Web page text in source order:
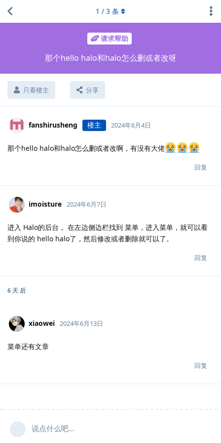
请求帮助
那个hello halo和halo怎么删或者改呀
只看楼主 分享
1 / 3 条
fanshirusheng 楼主 2024年6月4日
那个hello halo和halo怎么删或者改啊，有没有大佬
回复
imoisture 2024年6月7日
进入 Halo的后台， 在左边侧边栏找到 菜单，进入菜单，就可以看
到你说的 hello halo了，然后修改或者删除就可以了。
回复
6 天 后
xiaowei 2024年6月13日
菜单还有文章
回复
说点什么吧...